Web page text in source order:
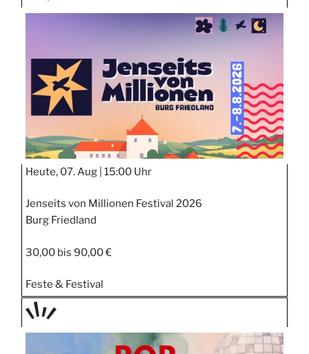
TAGE
Heute, 07. Aug | 15:00 Uhr
Jenseits von Millionen Festival 2026
Burg Friedland
30,00 bis 90,00 €
Feste & Festival
TAGE